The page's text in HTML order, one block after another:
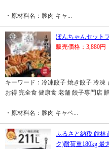
・原材料名：豚肉 キャ...
ぽんちゃんセット
販売価格：3,880円
キーワード：冷凍餃子 焼き餃子 冷凍
お得 完全食 健康食 老舗 餃子専門店
・原材料名：豚肉 キャベ...
ふるさと納税 館林
ク)耐荷重180kg 最